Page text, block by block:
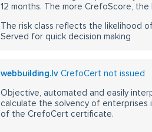
12 months. The more CrefoScore,
The risk class reflects the likelihood
Served for quick decision making
webbuilding.lv CrefoCert not issued
Objective, automated and easily
calculate the solvency of
of the CrefoCert certificate.